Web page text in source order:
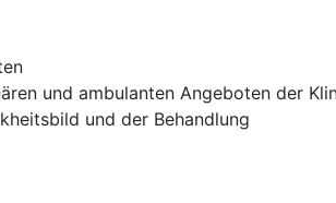
und ambulanten Angeboten der
und der Behandlung